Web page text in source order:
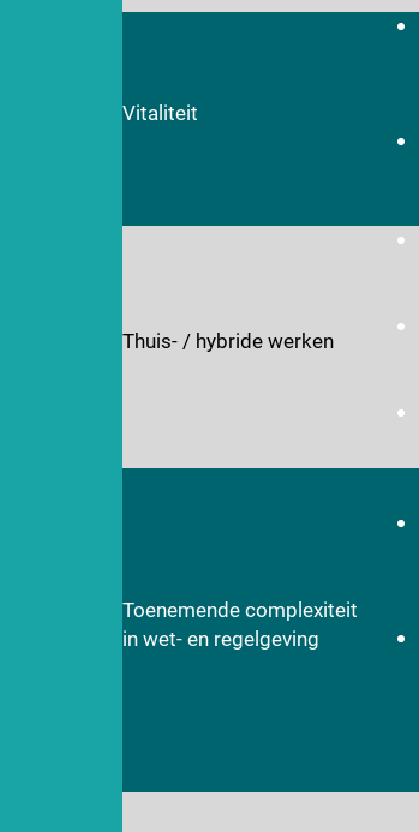
Vitaliteit
Thuis- / hybride werken
Toenemende complexiteit
in wet- en regelgeving